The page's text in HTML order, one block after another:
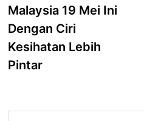
Malaysia 19 Mei Ini
Dengan Ciri
Kesihatan Lebih
Pintar